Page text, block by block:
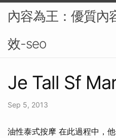
內容為王：優質內
效-seo
Je Tall Sf
Sep 5, 2013
油性泰式按摩 在此過程中，